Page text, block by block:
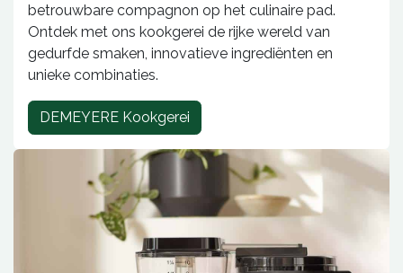
betrouwbare compagnon op het culinaire pad.
Ontdek met ons kookgerei de rijke wereld van
gedurfde smaken, innovatieve ingrediënten en
unieke combinaties.
DEMEYERE Kookgerei